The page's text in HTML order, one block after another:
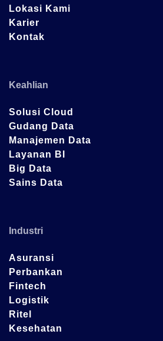
Lokasi Kami
Karier
Kontak
Keahlian
Solusi Cloud
Gudang Data
Manajemen Data
Layanan BI
Big Data
Sains Data
Industri
Asuransi
Perbankan
Fintech
Logistik
Ritel
Kesehatan